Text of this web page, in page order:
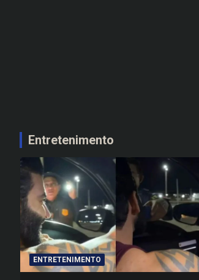
Entretenimento
ENTRETENIMENTO